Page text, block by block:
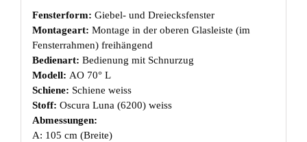
Fensterform: Giebel- und Dreiecksfenster
Montageart: Montage in der oberen Glasleiste (im
Fensterrahmen) freihängend
Bedienart: Bedienung mit Schnurzug
Modell: AO 70° L
Schiene: Schiene weiss
Stoff: Oscura Luna (6200) weiss
Abmessungen:
A: 105 cm (Breite)